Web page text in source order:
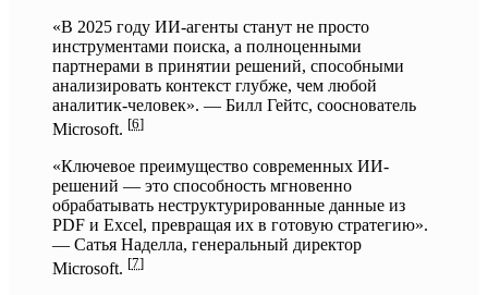
«В 2025 году ИИ-агенты станут не просто
инструментами поиска, а полноценными
партнерами в принятии решений, способными
анализировать контекст глубже, чем любой
аналитик-человек». — Билл Гейтс, сооснователь
Microsoft. [6]
«Ключевое преимущество современных ИИ-
решений — это способность мгновенно
обрабатывать неструктурированные данные из
PDF и Excel, превращая их в готовую стратегию».
— Сатья Наделла, генеральный директор
Microsoft. [7]